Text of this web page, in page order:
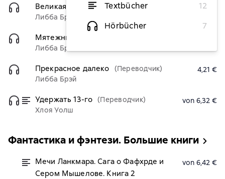
Textbücher
12
Hörbücher
7
Великая и ужасная красота (Переводчик)
Либба Брэй
4,21 €
Мятежные ангелы
Либба Брэй
Прекрасное далеко
(Переводчик)
Либба Брэй
4,21 €
Удержать 13-го (Переводчик)
Хлоя Уолш
von 6,32 €
Фантастика и фэнтези. Большие книги
Мечи Ланкмара. Сага о Фафхрде и
Сером Мышелове. Книга 2
von 6,42 €